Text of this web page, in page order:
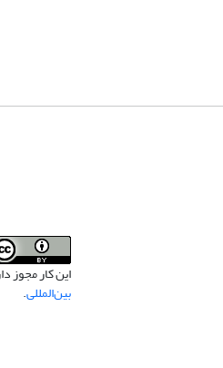
این کار مجوز
بین‌المللی.